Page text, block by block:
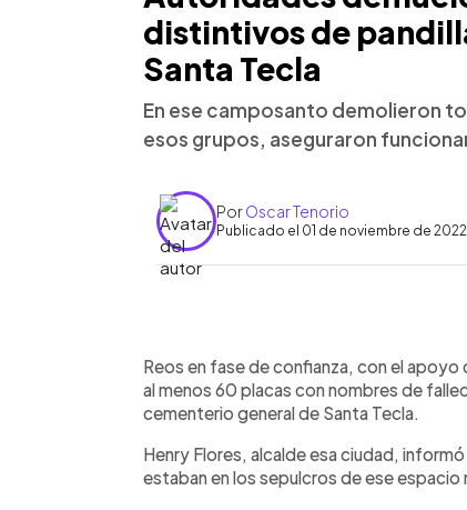
distintivos de
Santa Tecla
En ese camposanto demolieron
esos grupos, aseguraron
PorOscar Tenorio
Publicado el 01 de noviembre de 2022
► Escuchar artículo
Reos en fase de confianza, con el
al menos 60 placas con nombres de
cementerio general de Santa Tecla.
Henry Flores, alcalde esa ciudad,
estaban en los sepulcros de ese espacio